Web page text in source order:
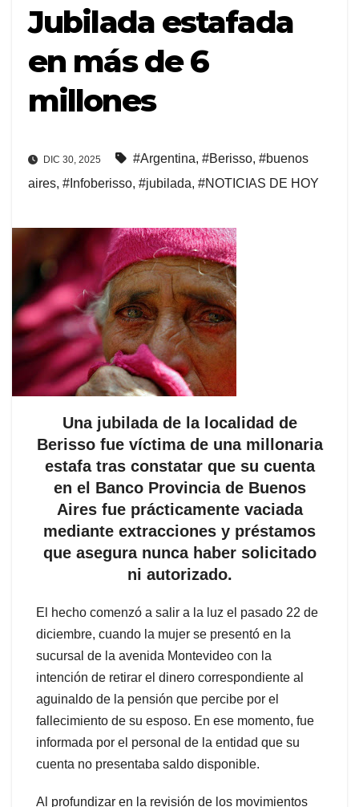
Jubilada estafada
en más de 6
millones
DIC 30, 2025 #Argentina, #Berisso, #buenos
aires, #Infoberisso, #jubilada, #NOTICIAS DE HOY
Una jubilada de la localidad de
Berisso fue víctima de una millonaria
estafa tras constatar que su cuenta
en el Banco Provincia de Buenos
Aires fue prácticamente vaciada
mediante extracciones y préstamos
que asegura nunca haber solicitado
ni autorizado.
El hecho comenzó a salir a la luz el pasado 22 de
diciembre, cuando la mujer se presentó en la
sucursal de la avenida Montevideo con la
intención de retirar el dinero correspondiente al
aguinaldo de la pensión que percibe por el
fallecimiento de su esposo. En ese momento, fue
informada por el personal de la entidad que su
cuenta no presentaba saldo disponible.
Al profundizar en la revisión de los movimientos